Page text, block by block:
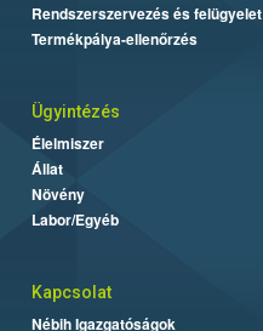
Rendszerszervezés és felügyelet
Termékpálya-ellenőrzés
Ügyintézés
Élelmiszer
Állat
Növény
Labor/Egyéb
Kapcsolat
Nébih Igazgatóságok